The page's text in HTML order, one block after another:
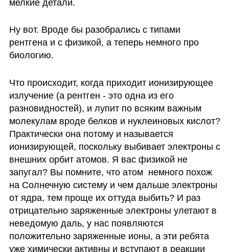
мелкие детали.
Ну вот. Вроде бы разобрались с типами
рентгена и с физикой, а теперь немного про
биологию.
Что происходит, когда приходит ионизирующее
излучение (а рентген - это одна из его
разновидностей), и лупит по всяким важным
молекулам вроде белков и нуклеиновых кислот?
Практически она потому и называется
ионизирующей, поскольку выбивает электроны с
внешних орбит атомов. Я вас физикой не
запугал? Вы помните, что атом  немного похож
на Солнечную систему и чем дальше электроны
от ядра, тем проще их оттуда выбить? И раз
отрицательно заряженные электроны улетают в
неведомую даль, у нас появляются
положительно заряженные ионы, а эти ребята
уже химически активны и вступают в реакции